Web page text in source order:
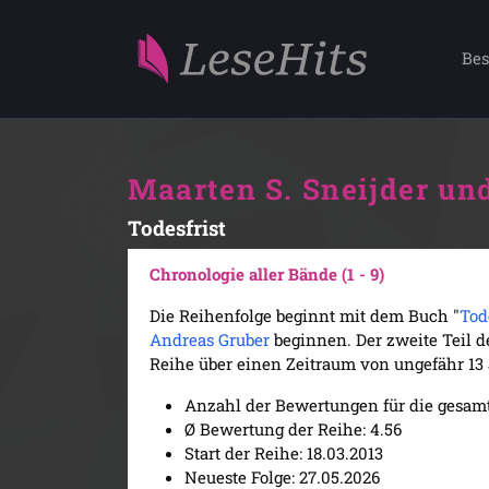
Maarten S. Sneijder
Todesfrist
Chronologie aller Bände (1 - 9)
Die Reihenfolge beginnt mit dem Buch "
Andreas Gruber beginnen. Der zweite Teil
Reihe über einen Zeitraum von ungefähr
Anzahl der Bewertungen für die
Ø Bewertung der Reihe: 4.56
Start der Reihe: 18.03.2013
Neueste Folge: 27.05.2026